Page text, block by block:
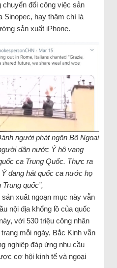
chuyển đổi công việc sản
Sinopec, hay thậm chí là
sản xuất iPhone.
người phát ngôn Bộ Ngoại
dân nước Ý hô vang
ca Trung Quốc. Thực ra
đang hát quốc ca nước họ
quốc”,
xuất ngoạn mục này vẫn
nội địa khổng lồ của quốc
với 530 triệu công nhân
mỗi ngày, Bắc Kinh vẫn
nghiệp đáp ứng nhu cầu
cơ hội kinh tế và ngoại